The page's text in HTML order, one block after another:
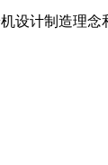
设计制造理